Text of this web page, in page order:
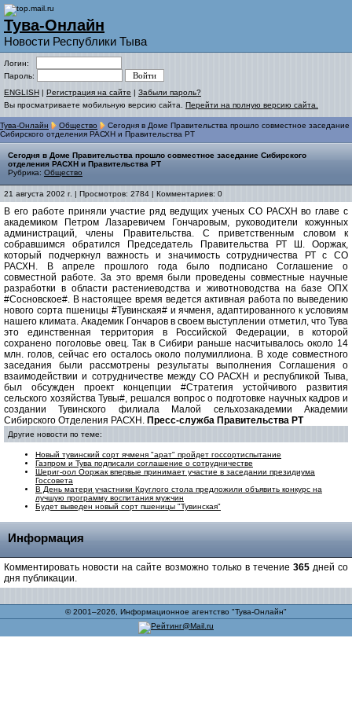
Тува-Онлайн
Новости Республики Тыва
Логин:
Пароль:
ENGLISH | Регистрация на сайте | Забыли пароль?
Вы просматриваете мобильную версию сайта. Перейти на полную версию сайта.
Тува-Онлайн Общество
Сегодня в Доме Правительства прошло совместное заседание
Сибирского отделения РАСХН и Правительства РТ
Сегодня в Доме Правительства прошло совместное заседание Сибирского
отделения РАСХН и Правительства РТ
Рубрика: Общество
21 августа 2002 г. | Просмотров: 2784 | Комментариев: 0
В его работе приняли участие ряд ведущих ученых СО РАСХН во главе с
академиком Петром Лазаревичем Гончаровым, руководители кожунных
администраций, члены Правительства. С приветственным словом к
собравшимся обратился Председатель Правительства РТ Ш. Ооржак,
который подчеркнул важность и значимость сотрудничества РТ с СО
РАСХН. В апреле прошлого года было подписано Соглашение о
совместной работе. За это время были проведены совместные научные
разработки в области растениеводства и животноводства на базе ОПХ
#Сосновское#. В настоящее время ведется активная работа по выведению
нового сорта пшеницы #Тувинская# и ячменя, адаптированного к условиям
нашего климата. Академик Гончаров в своем выступлении отметил, что Тува
это единственная территория в Российской Федерации, в которой
сохранено поголовье овец. Так в Сибири раньше насчитывалось около 14
млн. голов, сейчас его осталось около полумиллиона. В ходе совместного
заседания были рассмотрены результаты выполнения Соглашения о
взаимодействии и сотрудничестве между СО РАСХН и республикой Тыва,
был обсужден проект концепции #Стратегия устойчивого развития
сельского хозяйства Тувы#, решался вопрос о подготовке научных кадров и
создании Тувинского филиала Малой сельхозакадемии Академии
Сибирского Отделения РАСХН. Пресс-служба Правительства РТ
Другие новости по теме:
Новый тувинский сорт ячменя "арат" пройдет госсортиспытание
Газпром и Тува подписали соглашение о сотрудничестве
Шериг-оол Ооржак впервые принимает участие в заседании президиума
Госсовета
В День матери участники Круглого стола предложили объявить конкурс на
лучшую программу воспитания мужчин
Будет выведен новый сорт пшеницы "Тувинская"
Информация
Комментировать новости на сайте возможно только в течение 365 дней со
дня публикации.
© 2001–2026, Информационное агентство "Тува-Онлайн"